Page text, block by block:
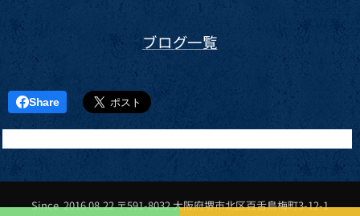
ブログ一覧
Share
Since 2016 08.22 〒591-8032 大阪府堺市北区百舌鳥梅町3-12-1